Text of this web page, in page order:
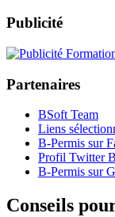
Publicité
Partenaires
BSoft Team
Liens
B-Permis sur
Profil Twitter
B-Permis sur
Conseils